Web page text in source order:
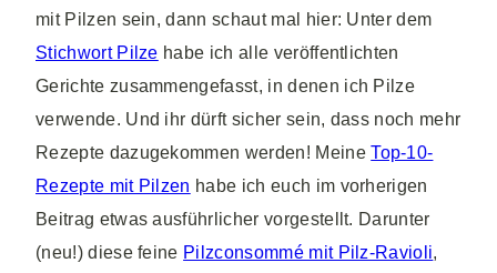
mit Pilzen sein, dann schaut mal hier: Unter dem
Stichwort Pilze habe ich alle veröffentlichten
Gerichte zusammengefasst, in denen ich Pilze
verwende. Und ihr dürft sicher sein, dass noch mehr
Rezepte dazugekommen werden! MeineTop-10-
Rezepte mit Pilzen habe ich euch im vorherigen
Beitrag etwas ausführlicher vorgestellt. Darunter
(neu!) diese feine Pilzconsommé mit Pilz-Ravioli,